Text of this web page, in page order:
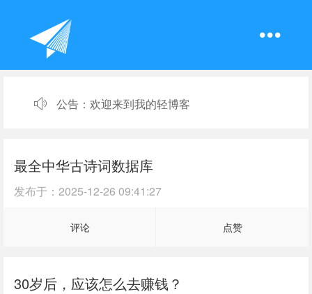
公告： 欢迎来到我的轻博客
最全中华古诗词数据库
发布于： 2025-12-26 09:41:27
评论 点赞
30岁后，应该怎么去赚钱？